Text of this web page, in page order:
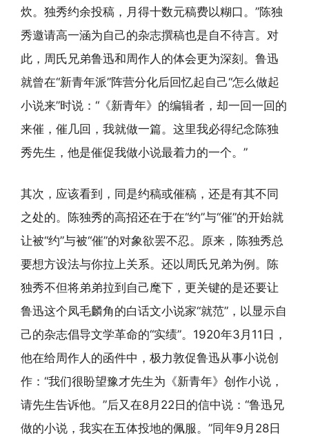
炊。独秀约余投稿，月得十数元稿费以糊口。”陈独
秀邀请高一涵为自己的杂志撰稿也是自不待言。对
此，周氏兄弟鲁迅和周作人的体会更为深刻。鲁迅
就曾在“新青年派”阵营分化后回忆起自己“怎么做起
小说来”时说：“《新青年》的编辑者，却一回一回的
来催，催几回，我就做一篇。这里我必得纪念陈独
秀先生，他是催促我做小说最着力的一个。”
其次，应该看到，同是约稿或催稿，还是有其不同
之处的。陈独秀的高招还在于在“约”与“催”的开始就
让被“约”与被“催”的对象欲罢不忍。原来，陈独秀总
要想方设法与你拉上关系。还以周氏兄弟为例。陈
独秀不但将弟弟拉到自己麾下，更关键的是还要让
鲁迅这个凤毛麟角的白话文小说家“就范”，以显示自
己的杂志倡导文学革命的“实绩”。1920年3月11日，
他在给周作人的函件中，极力敦促鲁迅从事小说创
作：“我们很盼望豫才先生为《新青年》创作小说，
请先生告诉他。”后又在8月22日的信中说：“鲁迅兄
做的小说，我实在五体投地的佩服。”同年9月28日